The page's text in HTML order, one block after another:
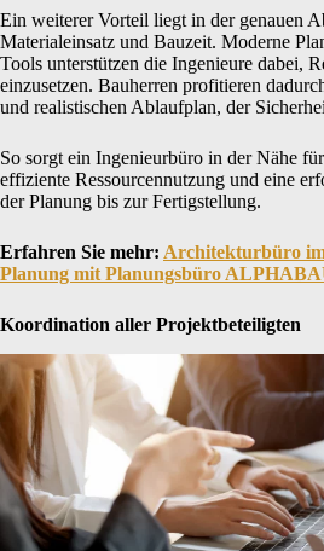
Ein weiterer Vorteil liegt in der genauen
Materialeinsatz und Bauzeit. Moderne
Tools unterstützen die Ingenieure dabei,
einzusetzen. Bauherren profitieren
und realistischen Ablaufplan, der
So sorgt ein Ingenieurbüro in der Nähe
effiziente Ressourcennutzung und eine
der Planung bis zur Fertigstellung.
Erfahren Sie mehr: Architekturbüro
Planung mit Planungsbüro
Koordination aller Projektbeteiligten